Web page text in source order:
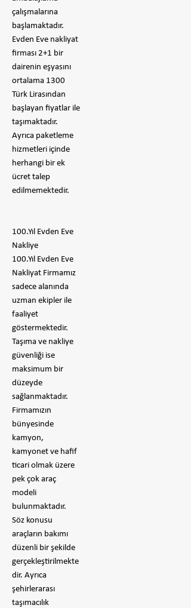
çalışmalarına
başlamaktadır.
Evden Eve nakliyat
firması 2+1 bir
dairenin eşyasını
ortalama 1300
Türk Lirasından
başlayan fiyatlar ile
taşımaktadır.
Ayrıca paketleme
hizmetleri içinde
herhangi bir ek
ücret talep
edilmemektedir.
100.Yıl Evden Eve
Nakliye
100.Yıl Evden Eve
Nakliyat Firmamız
sadece alanında
uzman ekipler ile
faaliyet
göstermektedir.
Taşıma ve nakliye
güvenliği ise
maksimum bir
düzeyde
sağlanmaktadır.
Firmamızın
bünyesinde
kamyon,
kamyonet ve hafif
ticari olmak üzere
pek çok araç
modeli
bulunmaktadır.
Söz konusu
araçların bakımı
düzenli bir şekilde
gerçekleştirilmekte
dir. Ayrıca
şehirlerarası
taşımacılık